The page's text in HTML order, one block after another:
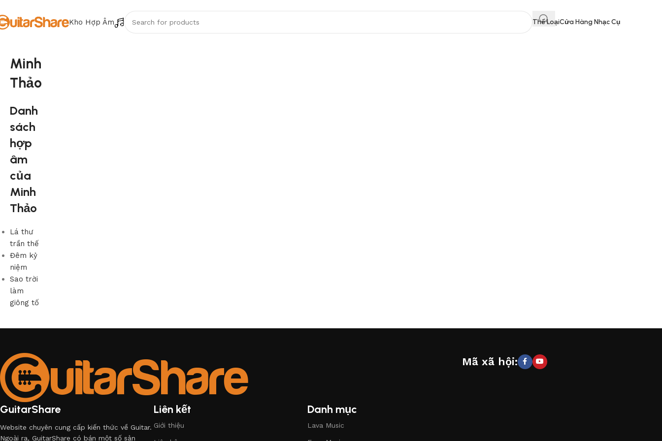
Kho Hợp Âm Thể LoạiCửa Hàng Nhạc Cụ
Minh
Thảo
Danh
sách
hợp
âm
của
Minh
Thảo
Lá thư
trần thế
Đêm kỷ
niệm
Sao trời
làm
giông tố
GuitarShare
Website chuyên cung cấp kiến thức về Guitar.
Ngoài ra, GuitarShare có bán một số sản
Liên kết
Giới thiệu
Danh mục
Lava Music
Mã xã hội: